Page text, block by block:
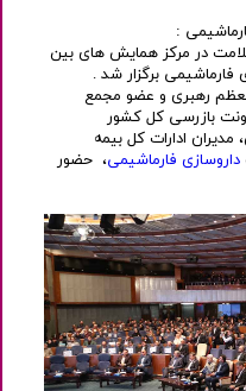
:
در مرکز همایش های بین
برگزار شد .
رهبری و عضو مجمع
بازرسی کل کشور
ادارات کل بیمه
داروسازی فارماشیمی، حضور